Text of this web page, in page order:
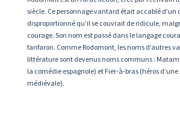
siècle. Ce personnage vantard était accablé d’un
disproportionné qu’il se couvrait de ridicule,
courage. Son nom est passé dans le langage
fanfaron. Comme Rodomont, les noms d’autres
littérature sont devenus noms communs :
la comédie espagnole) et Fier-à-bras (héros
médiévale).